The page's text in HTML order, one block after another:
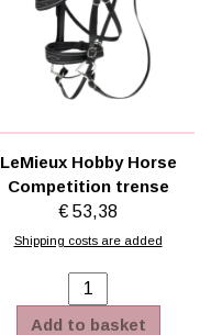
LeMieux Hobby Horse
Competition trense
€ 53,38
Shipping costs are added
Add to basket